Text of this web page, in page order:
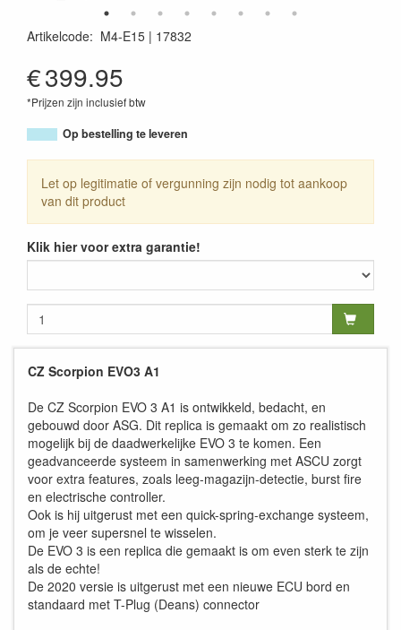
Artikelcode: M4-E15
17832
€399.95
*Prijzen zijn inclusief btw
Op bestelling te leveren
Let op legitimatie of vergunning zijn nodig tot aankoop
van dit product
Klik hier voor extra garantie!
CZ Scorpion EVO3 A1
De CZ Scorpion EVO 3 A1 is ontwikkeld, bedacht, en
gebouwd door ASG. Dit replica is gemaakt om zo realistisch
mogelijk bij de daadwerkelijke EVO 3 te komen. Een
geadvanceerde systeem in samenwerking met ASCU zorgt
voor extra features, zoals leeg-magazijn-detectie, burst fire
en electrische controller.
Ook is hij uitgerust met een quick-spring-exchange systeem,
om je veer supersnel te wisselen.
De EVO 3 is een replica die gemaakt is om even sterk te zijn
als de echte!
De 2020 versie is uitgerust met een nieuwe ECU bord en
standaard met T-Plug (Deans) connector